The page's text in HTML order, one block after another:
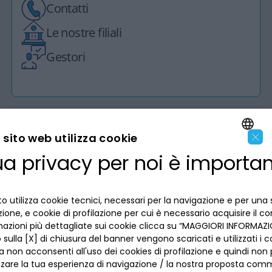
Contatti
Le nostre filiali
Gestori
LA BANCA
Dove siamo
Lavora con noi
INFORMAZIONI PER IL CLIENTE
Privacy
La tua scelta sui cookies
ACCESSIBILITÀ E APP
SEGUICI SUI SOCIAL
ENGLISH
×
sito web utilizza cookie
privacy per noi è
utilizza cookie tecnici, necessari per la navigazione e per una
e cookie di profilazione per cui è necessario acquisire il
più dettagliate sui cookie clicca su “MAGGIORI
[X] di chiusura del banner vengono scaricati e utilizzati i
non acconsenti all'uso dei cookies di profilazione e quindi non
la tua esperienza di navigazione / la nostra proposta